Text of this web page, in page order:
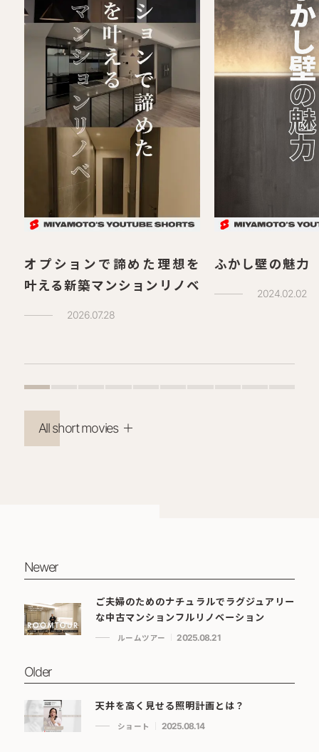
オプションで諦めた理想を
叶える新築マンションリノベ
2026.07.28
ふかし壁の魅力
2024.02.02
All short movies
Newer
ご夫婦のためのナチュラルでラグジュアリー
な中古マンションフルリノベーション
ルームツアー 2025.08.21
Older
天井を高く見せる照明計画とは？
ショート 2025.08.14